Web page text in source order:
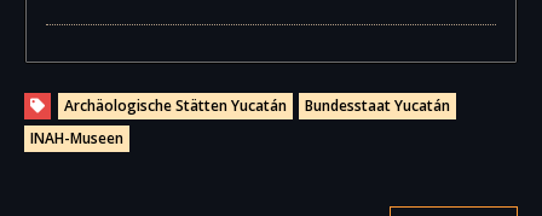
Archäologische Stätten Yucatán
Bundesstaat Yucatán
INAH-Museen